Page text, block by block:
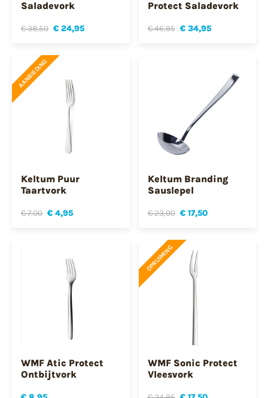
Saladevork
€ 38,50 € 24,95
Protect Saladevork
€ 46,95 € 34,95
AANBIEDING
Keltum Puur
Taartvork
€ 7,00 € 4,95
Keltum Branding
Sauslepel
€ 23,00 € 17,50
WMF Atic Protect
Ontbijtvork
OPRUIMING
WMF Sonic Protect
Vleesvork